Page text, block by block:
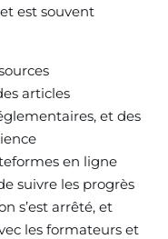
est souvent
articles
et des
en ligne
suivre les progrès
s’est arrêté, et
les formateurs et